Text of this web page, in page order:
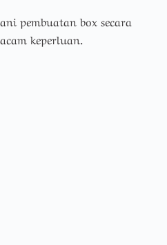
pembuatan box secara
keperluan.